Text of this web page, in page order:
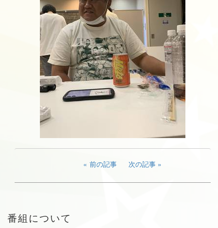
前の記事 次の記事
番組について